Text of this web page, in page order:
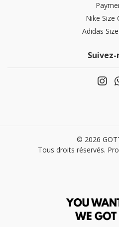
Nike Size
Adidas
Suivez-
© 2026
Tous droits réservés.